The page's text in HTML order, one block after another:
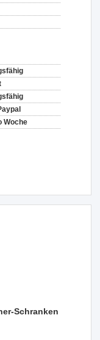
Woche
Schranken